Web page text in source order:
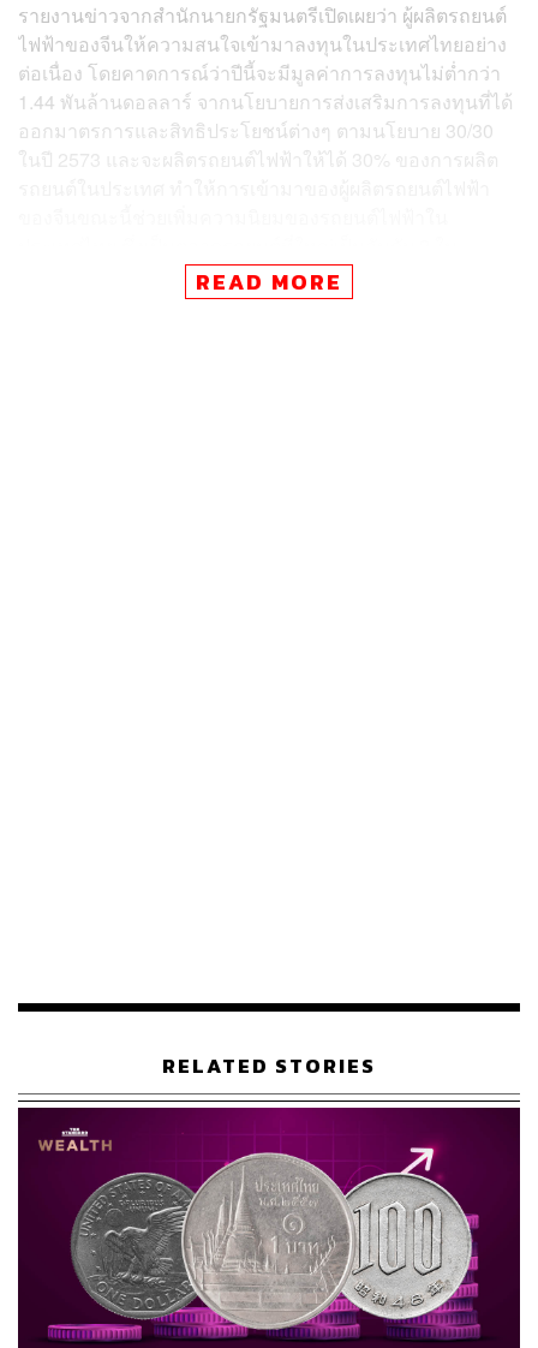
รายงานข่าวจากสำนักนายกรัฐมนตรีเปิดเผยว่า ผู้ผลิตรถยนต์
ไฟฟ้าของจีนให้ความสนใจเข้ามาลงทุนในประเทศไทยอย่าง
ต่อเนื่อง โดยคาดการณ์ว่าปีนี้จะมีมูลค่าการลงทุนไม่ต่ำกว่า
1.44 พันล้านดอลลาร์ จากนโยบายการส่งเสริมการลงทุนที่ได้
ออกมาตรการและสิทธิประโยชน์ต่างๆ ตามนโยบาย 30/30
ในปี 2573 และจะผลิตรถยนต์ไฟฟ้าให้ได้ 30% ของการผลิต
ภูมิภาคอาเซียน และในปี 2567 จะมีทั้งการลงทุนจากราย
ใหม่อย่าง GAC และ Chery ผู้ผลิตรถยนต์สัญชาติจีนที่กำลังมี
และ NETA เริ่มสายพานผลิตปี 67
สำหรับยอดจดทะเบียนรถยนต์ไฟฟ้า (จดป้ายขาวครั้ง
แรก) เดือนมิถุนายน 2566 ใน 10 อันดับสูงสุด มีดังนี้
NETA V จำนวน 2,023 คัน
BYD ATTO 3 จำนวน 1,857 คัน
ORA Good Cat จำนวน 959 คัน
Tesla Model Y จำนวน 814 คัน
READ MORE
RELATED STORIES